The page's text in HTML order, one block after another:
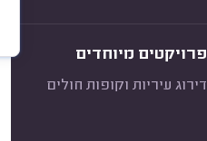
פרויקטים מיוחדים
דירוג עיריות וקופות חולים